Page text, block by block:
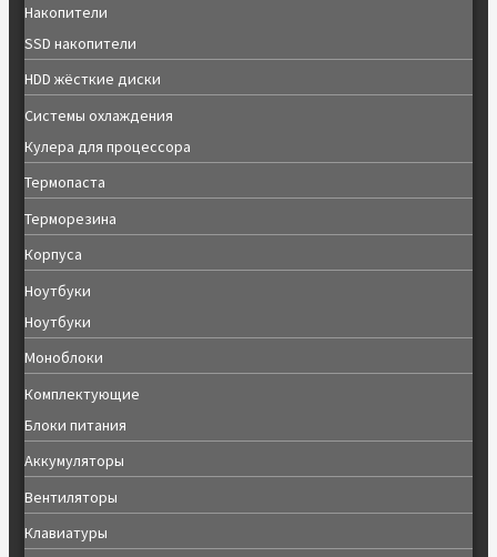
Накопители
SSD накопители
HDD жёсткие диски
Системы охлаждения
Кулера для процессора
Термопаста
Терморезина
Корпуса
Ноутбуки
Ноутбуки
Моноблоки
Комплектующие
Блоки питания
Аккумуляторы
Вентиляторы
Клавиатуры